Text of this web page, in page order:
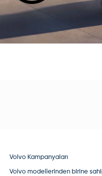
Volvo Kampanyaları
Volvo modellerinden birine